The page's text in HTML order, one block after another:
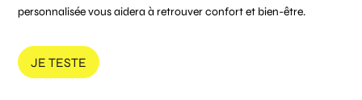
personnalisée vous aidera à retrouver confort et bien-être.
JE TESTE